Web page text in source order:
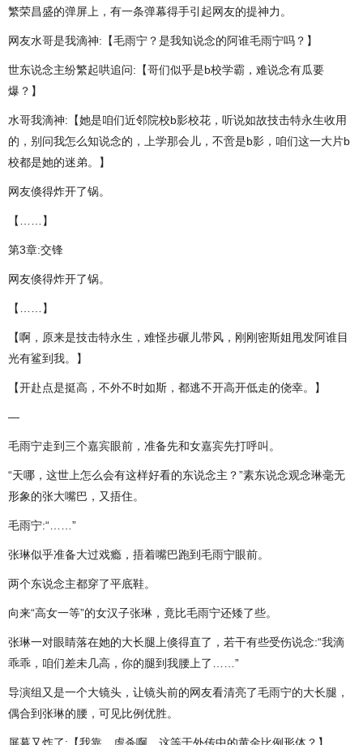
繁荣昌盛的弹屏上，有一条弹幕得手引起网友的提神力。
网友水哥是我滴神:【毛雨宁？是我知说念的阿谁毛雨宁吗？】
世东说念主纷繁起哄追问:【哥们似乎是b校学霸，难说念有瓜要
爆？】
水哥我滴神:【她是咱们近邻院校b影校花，听说如故技击特永生收用
的，别问我怎么知说念的，上学那会儿，不啻是b影，咱们这一大片b
校都是她的迷弟。】
网友倏得炸开了锅。
【……】
第3章:交锋
网友倏得炸开了锅。
【……】
【啊，原来是技击特永生，难怪步碾儿带风，刚刚密斯姐甩发阿谁目
光有鲨到我。】
【开赴点是挺高，不外不时如斯，都逃不开高开低走的侥幸。】
—
毛雨宁走到三个嘉宾眼前，准备先和女嘉宾先打呼叫。
“天哪，这世上怎么会有这样好看的东说念主？”素东说念观念琳毫无
形象的张大嘴巴，又捂住。
毛雨宁:“……”
张琳似乎准备大过戏瘾，捂着嘴巴跑到毛雨宁眼前。
两个东说念主都穿了平底鞋。
向来“高女一等”的女汉子张琳，竟比毛雨宁还矮了些。
张琳一对眼睛落在她的大长腿上倏得直了，若干有些受伤说念:“我滴
乖乖，咱们差未几高，你的腿到我腰上了……”
导演组又是一个大镜头，让镜头前的网友看清亮了毛雨宁的大长腿，
偶合到张琳的腰，可见比例优胜。